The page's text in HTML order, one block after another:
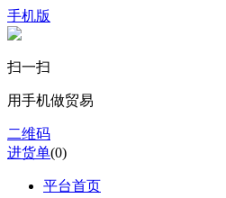
手机版
扫一扫
用手机做贸易
二维码
进货单(0)
平台首页